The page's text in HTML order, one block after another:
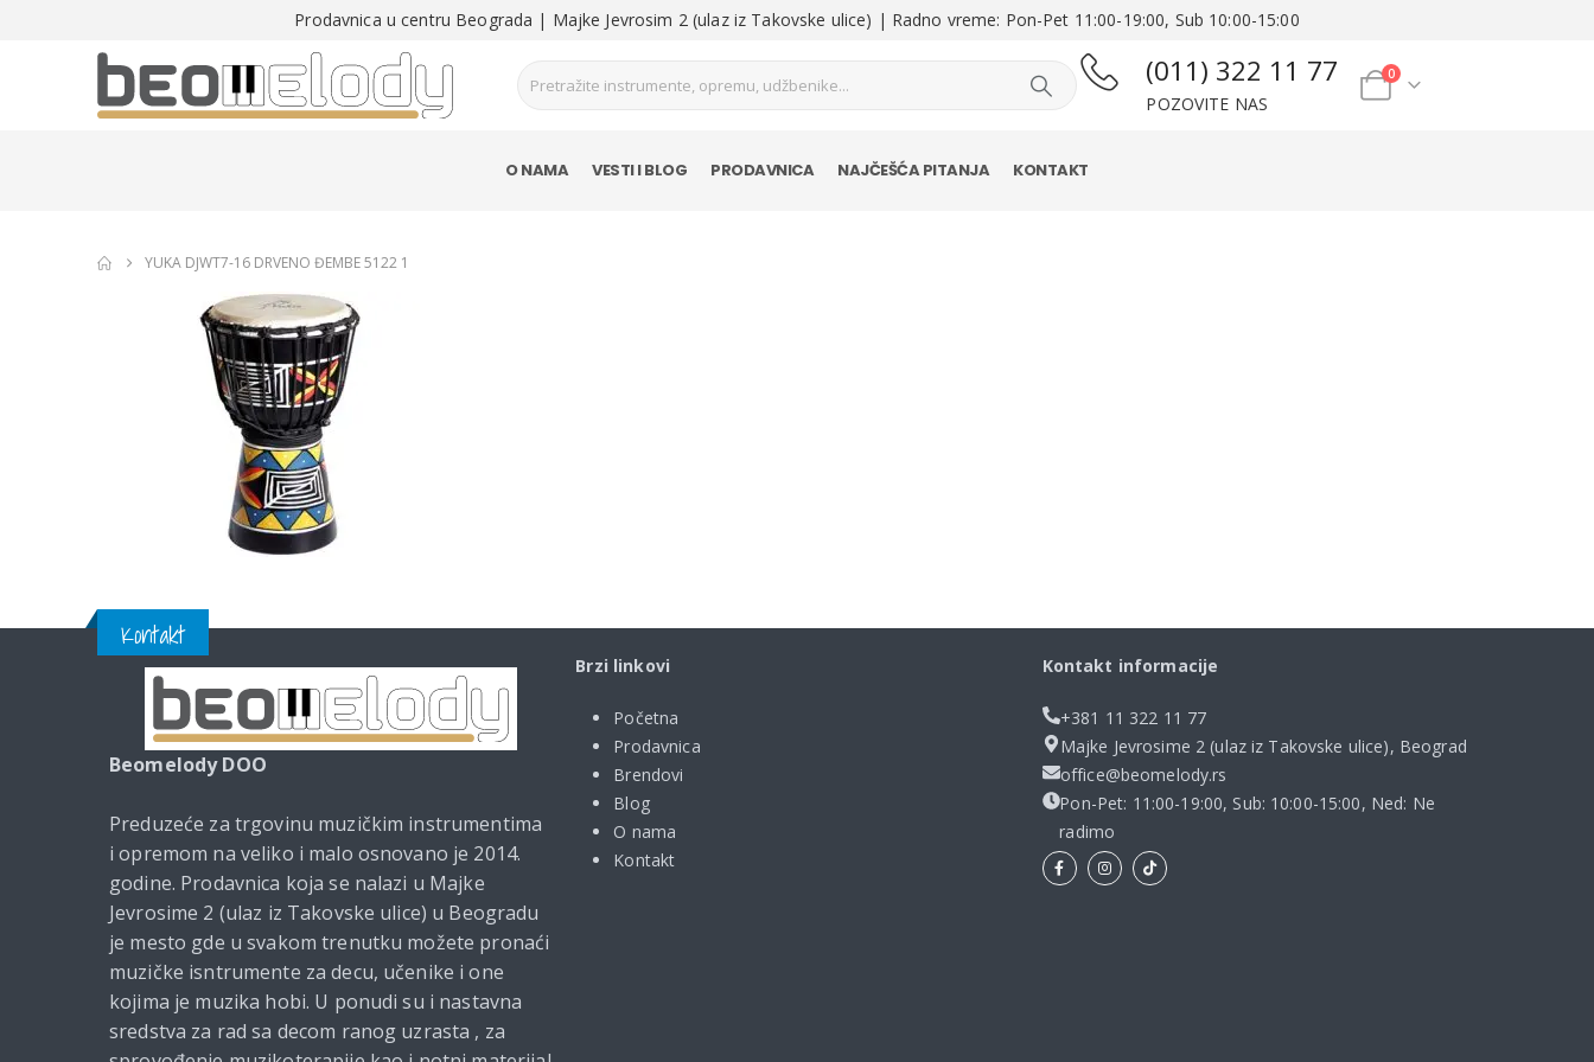
Prodavnica u centru Beograda | Majke Jevrosim 2 (ulaz iz Takovske ulice) | Radno vreme: Pon-Pet 11:00-19:00, Sub 10:00-15:00
(011) 322 11 77
POZOVITE NAS
0
O NAMA VESTI I BLOG PRODAVNICA NAJČEŠĆA PITANJA KONTAKT
YUKA DJWT7-16 DRVENO ĐEMBE 5122 1
Kontakt
Beomelody DOO
Preduzeće za trgovinu muzičkim instrumentima
i opremom na veliko i malo osnovano je 2014.
godine. Prodavnica koja se nalazi u Majke
Jevrosime 2 (ulaz iz Takovske ulice) u Beogradu
je mesto gde u svakom trenutku možete pronaći
muzičke isntrumente za decu, učenike i one
kojima je muzika hobi. U ponudi su i nastavna
sredstva za rad sa decom ranog uzrasta , za
Brzi linkovi
Početna
Prodavnica
Brendovi
Blog
O nama
Kontakt
Kontakt informacije
+381 11 322 11 77
Majke Jevrosime 2 (ulaz iz Takovske ulice), Beograd
office@beomelody.rs
Pon-Pet: 11:00-19:00, Sub: 10:00-15:00, Ned: Ne
radimo